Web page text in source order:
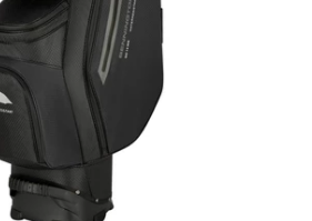
Boty
Rukavice